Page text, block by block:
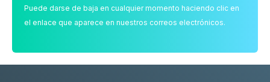
Puede darse de baja en cualquier momento haciendo clic en
el enlace que aparece en nuestros correos electrónicos.